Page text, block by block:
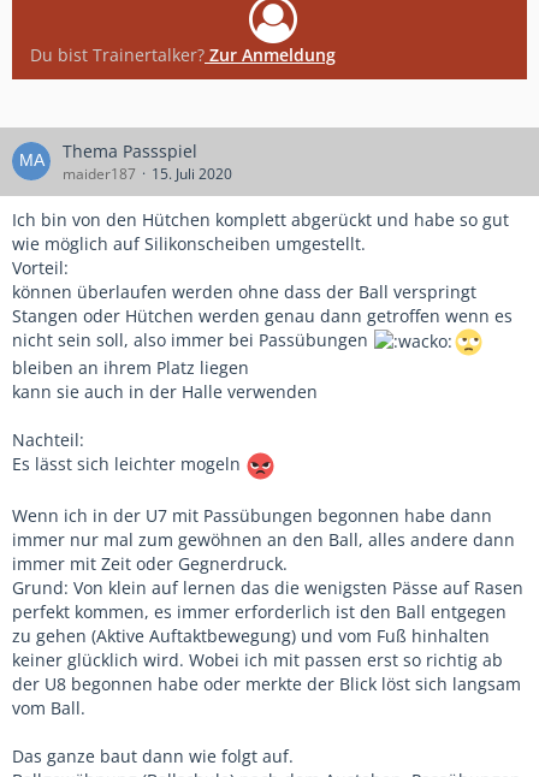
Du bist Trainertalker? Zur Anmeldung
Thema Passspiel
maider187 15. Juli 2020
Ich bin von den Hütchen komplett abgerückt und habe so gut
wie möglich auf Silikonscheiben umgestellt.
Vorteil:
können überlaufen werden ohne dass der Ball verspringt
Stangen oder Hütchen werden genau dann getroffen wenn es
nicht sein soll, also immer bei Passübungen
bleiben an ihrem Platz liegen
kann sie auch in der Halle verwenden
Nachteil:
Es lässt sich leichter mogeln
Wenn ich in der U7 mit Passübungen begonnen habe dann
immer nur mal zum gewöhnen an den Ball, alles andere dann
immer mit Zeit oder Gegnerdruck.
Grund: Von klein auf lernen das die wenigsten Pässe auf Rasen
perfekt kommen, es immer erforderlich ist den Ball entgegen
zu gehen (Aktive Auftaktbewegung) und vom Fuß hinhalten
keiner glücklich wird. Wobei ich mit passen erst so richtig ab
der U8 begonnen habe oder merkte der Blick löst sich langsam
vom Ball.
Das ganze baut dann wie folgt auf.